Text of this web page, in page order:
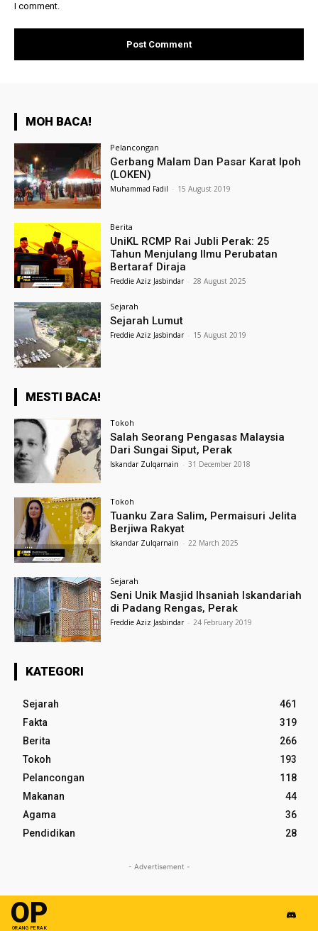
I comment.
MOH BACA!
Pelancongan
Gerbang Malam Dan Pasar Karat Ipoh
(LOKEN)
Muhammad Fadil - 15 August 2019
Berita
UniKL RCMP Rai Jubli Perak: 25
Tahun Menjulang Ilmu Perubatan
Bertaraf Diraja
Freddie Aziz Jasbindar - 28 August 2025
Sejarah
Sejarah Lumut
Freddie Aziz Jasbindar - 15 August 2019
MESTI BACA!
Tokoh
Salah Seorang Pengasas Malaysia
Dari Sungai Siput, Perak
Iskandar Zulqarnain - 31 December 2018
Tokoh
Tuanku Zara Salim, Permaisuri Jelita
Berjiwa Rakyat
Iskandar Zulqarnain - 22 March 2025
Sejarah
Seni Unik Masjid Ihsaniah Iskandariah
di Padang Rengas, Perak
Freddie Aziz Jasbindar - 24 February 2019
KATEGORI
Sejarah
461
Fakta
319
Berita
266
Tokoh
193
Pelancongan
118
Makanan
44
Agama
36
Pendidikan
28
- Advertisement -
OP
ORANG PERAK